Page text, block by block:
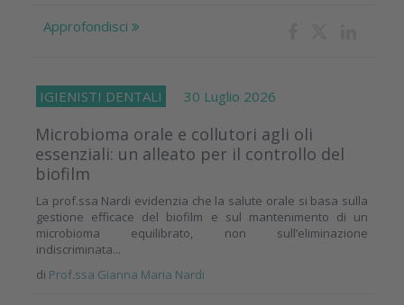
Approfondisci
IGIENISTI DENTALI 30 Luglio 2026
Microbioma orale e collutori agli oli
essenziali: un alleato per il controllo del
biofilm
La prof.ssa Nardi evidenzia che la salute orale si basa sulla
gestione efficace del biofilm e sul mantenimento di un
microbioma equilibrato, non sull’eliminazione
indiscriminata...
di Prof.ssa Gianna Maria Nardi